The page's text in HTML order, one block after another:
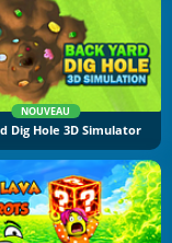
NOUVEAU
Dig Hole 3D Simulator